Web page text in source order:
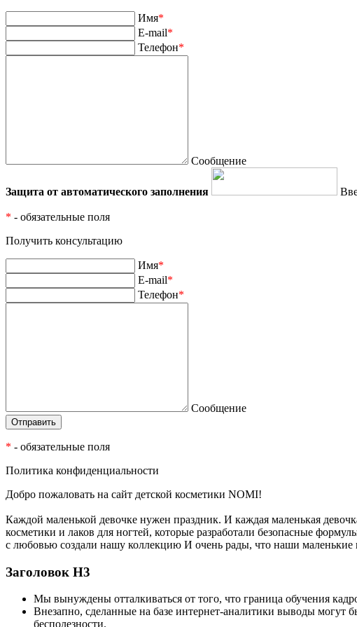
Имя*
E-mail*
Телефон*
Сообщение
Защита от автоматического заполнения
* - обязательные поля
Получить консультацию
Имя*
E-mail*
Телефон*
Сообщение
* - обязательные поля
Политика конфиденциальности
Добро пожаловать на сайт детской косметики NOMI!
Каждой маленькой девочке нужен праздник. И каждая маленькая
косметики и лаков для ногтей, которые разработали безопасные
с любовью создали нашу коллекцию И очень рады, что наши
Заголовок Н3
Мы вынуждены отталкиваться от того, что граница обучения
Внезапно, сделанные на базе интернет-аналитики выводы могут
бесполезности.